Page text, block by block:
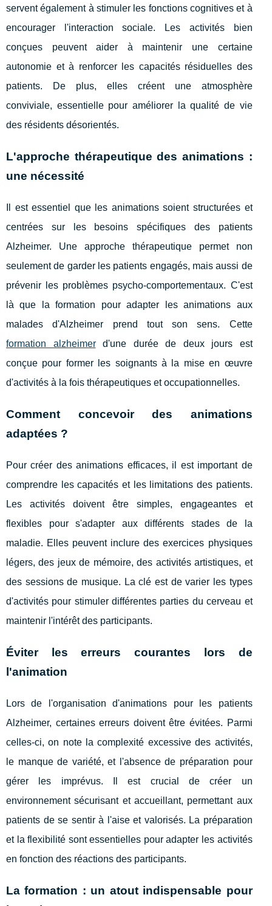
servent également à stimuler les fonctions cognitives et à
encourager l'interaction sociale. Les activités bien
conçues peuvent aider à maintenir une certaine
autonomie et à renforcer les capacités résiduelles des
patients. De plus, elles créent une atmosphère
conviviale, essentielle pour améliorer la qualité de vie
des résidents désorientés.
L'approche thérapeutique des animations :
une nécessité
Il est essentiel que les animations soient structurées et
centrées sur les besoins spécifiques des patients
Alzheimer. Une approche thérapeutique permet non
seulement de garder les patients engagés, mais aussi de
prévenir les problèmes psycho-comportementaux. C'est
là que la formation pour adapter les animations aux
malades d'Alzheimer prend tout son sens. Cette
formation alzheimerd'une durée de deux jours est
conçue pour former les soignants à la mise en œuvre
d'activités à la fois thérapeutiques et occupationnelles.
Comment concevoir des animations
adaptées ?
Pour créer des animations efficaces, il est important de
comprendre les capacités et les limitations des patients.
Les activités doivent être simples, engageantes et
flexibles pour s'adapter aux différents stades de la
maladie. Elles peuvent inclure des exercices physiques
légers, des jeux de mémoire, des activités artistiques, et
des sessions de musique. La clé est de varier les types
d'activités pour stimuler différentes parties du cerveau et
maintenir l'intérêt des participants.
Éviter les erreurs courantes lors de
l'animation
Lors de l'organisation d'animations pour les patients
Alzheimer, certaines erreurs doivent être évitées. Parmi
celles-ci, on note la complexité excessive des activités,
le manque de variété, et l'absence de préparation pour
gérer les imprévus. Il est crucial de créer un
environnement sécurisant et accueillant, permettant aux
patients de se sentir à l'aise et valorisés. La préparation
et la flexibilité sont essentielles pour adapter les activités
en fonction des réactions des participants.
La formation : un atout indispensable pour